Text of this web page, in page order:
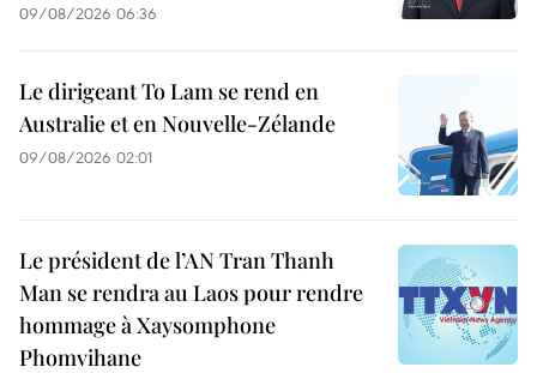
09/08/2026 06:36
Le dirigeant To Lam se rend en
Australie et en Nouvelle-Zélande
09/08/2026 02:01
Le président de l’AN Tran Thanh
Man se rendra au Laos pour rendre
hommage à Xaysomphone
Phomvihane